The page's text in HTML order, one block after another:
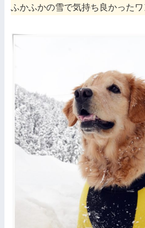
ふかふかの雪で気持ち良かったワ